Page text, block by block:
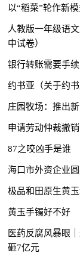
以“稻菜”轮作新
人教版一年级语
中试卷）
银行转账需要手
约书亚（关于约
庄园牧场：推出
申请劳动仲裁撤
87之咬凶手是谁
海口市外资企业
极品和田原生黄
黄玉手镯好不好
医药反腐风暴眼｜这些医药
砸7亿元